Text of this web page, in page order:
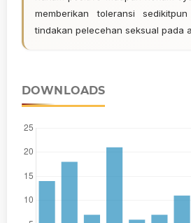
memberikan toleransi
tindakan pelecehan seksual pada
DOWNLOADS